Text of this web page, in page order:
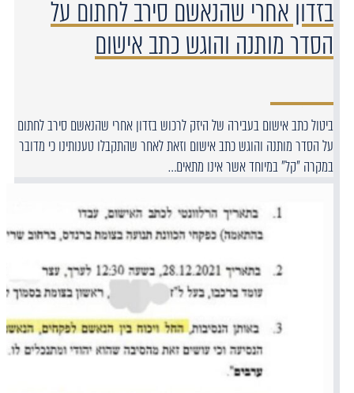
בזדון אחרי שהנאשם סירב לחתום על
הסדר מותנה והוגש כתב אישום
ביטול כתב אישום בעבירה של היזק לרכוש בזדון אחרי שהנאשם סירב לחתום
על הסדר מותנה והוגש כתב אישום וזאת לאחר שהתקבלו טענותינו כי מדובר
במקרה "קל" במיוחד אשר אינו מתאים…